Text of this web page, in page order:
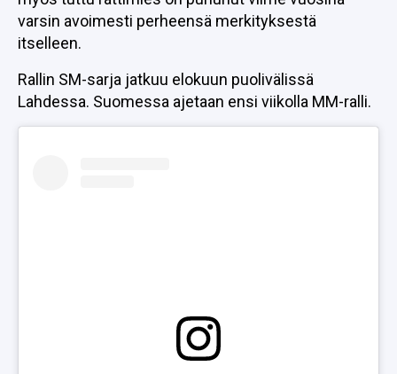
varsin avoimesti perheensä merkityksestä
itselleen.
Rallin SM-sarja jatkuu elokuun puolivälissä
Lahdessa. Suomessa ajetaan ensi viikolla MM-ralli.